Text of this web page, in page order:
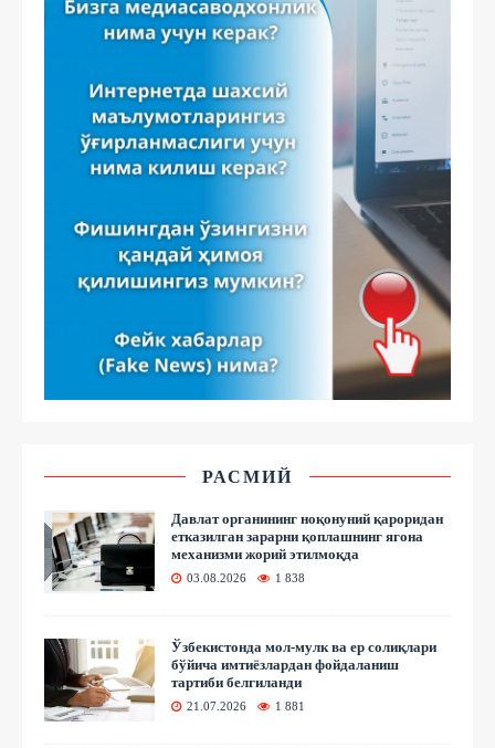
РАСМИЙ
Давлат органининг ноқонуний қароридан
етказилган зарарни қоплашнинг ягона
механизми жорий этилмоқда
03.08.2026 1 838
Ўзбекистонда мол-мулк ва ер солиқлари
бўйича имтиёзлардан фойдаланиш
тартиби белгиланди
21.07.2026 1 881